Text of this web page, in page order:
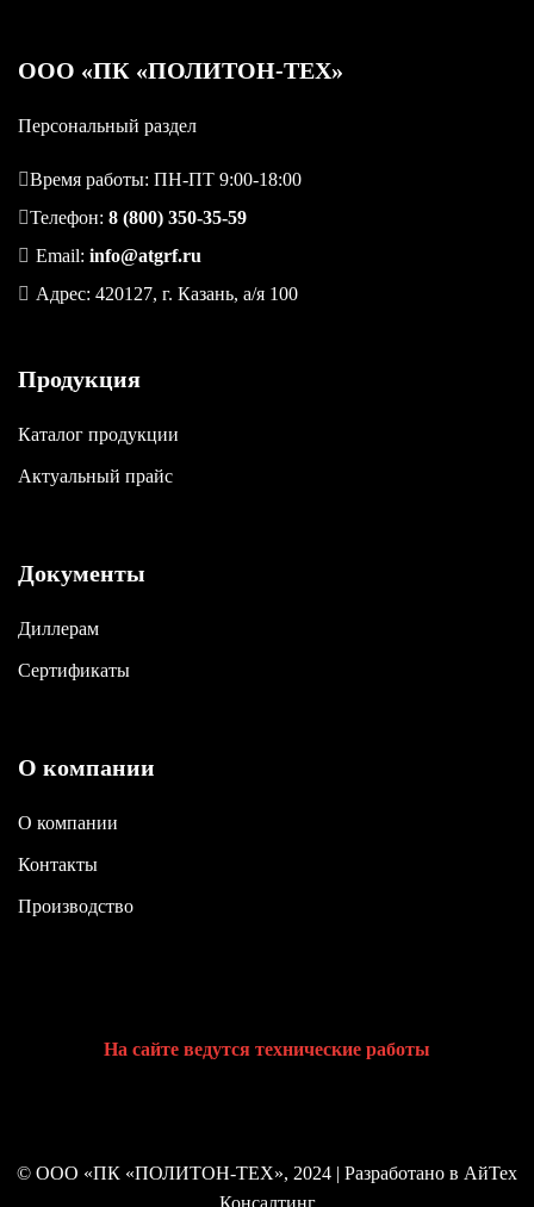
OOO «ПК «ПОЛИТОН-ТЕХ»
Персональный раздел
Время работы: ПН-ПТ 9:00-18:00
Телефон: 8 (800) 350-35-59
Email: info@atgrf.ru
Адрес: 420127, г. Казань, а/я 100
Продукция
Каталог продукции
Актуальный прайс
Документы
Диллерам
Сертификаты
О компании
О компании
Контакты
Производство
На сайте ведутся технические работы
© ООО «ПК «ПОЛИТОН-ТЕХ», 2024 | Разработано в АйТех
Консалтинг